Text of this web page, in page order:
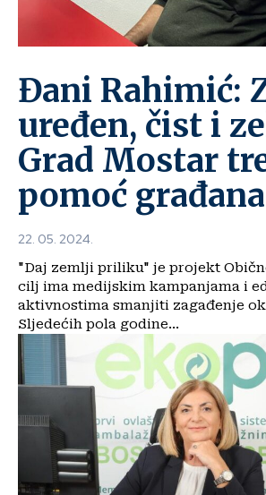
Đani Rahimić:
uređen, čist i
Grad Mostar
pomoć građana
22. 05. 2024.
"Daj zemlji priliku" je projekt
cilj ima medijskim kampanjama i
aktivnostima smanjiti zagađenje
Sljedećih pola godine...